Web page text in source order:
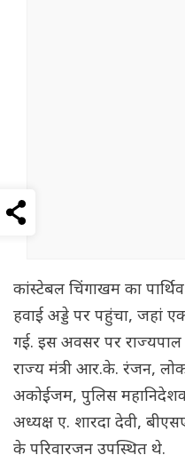
कांस्टेबल चिंगाखम का
हवाई अड्डे पर पहुंचा, जहां
गई. इस अवसर पर
राज्य मंत्री आर.के. रंजन,
अकोईजम, पुलिस
अध्यक्ष ए. शारदा देवी,
के परिवारजन उपस्थित थे.